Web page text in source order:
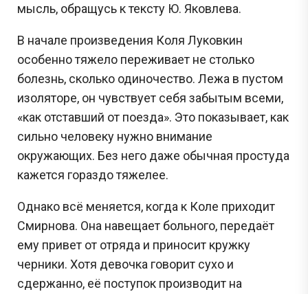
мысль, обращусь к тексту Ю. Яковлева.
В начале произведения Коля Луковкин
особенно тяжело переживает не столько
болезнь, сколько одиночество. Лежа в пустом
изоляторе, он чувствует себя забытым всеми,
«как отставший от поезда». Это показывает, как
сильно человеку нужно внимание
окружающих. Без него даже обычная простуда
кажется гораздо тяжелее.
Однако всё меняется, когда к Коле приходит
Смирнова. Она навещает больного, передаёт
ему привет от отряда и приносит кружку
черники. Хотя девочка говорит сухо и
сдержанно, её поступок производит на